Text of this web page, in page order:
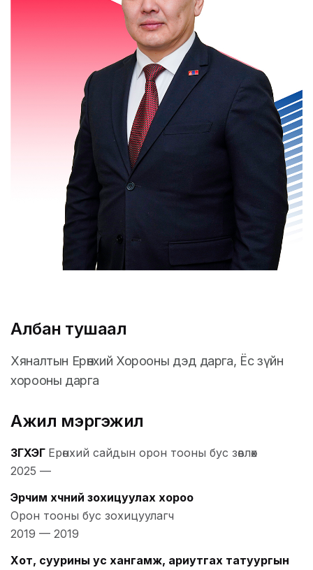
Албан тушаал
Хяналтын Ерөнхий Хорооны дэд дарга, Ёс зүйн
хорооны дарга
Ажил мэргэжил
ЗГХЭГ Ерөнхий сайдын орон тооны бус зөвлөх
2025 —
Эрчим хүчний зохицуулах хороо
Орон тооны бус зохицуулагч
2019 — 2019
Хот, суурины ус хангамж, ариутгах татуургын